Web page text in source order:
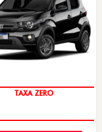
TAXA ZERO